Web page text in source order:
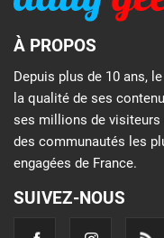
À PROPOS
Depuis plus de 10 ans,
la qualité de ses
ses millions de visiteurs
des communautés les
engagées de France.
SUIVEZ-NOUS